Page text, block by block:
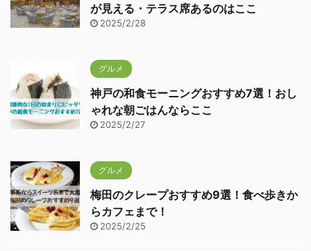
が見える・テラス席あるのはここ
2025/2/28
グルメ
神戸の和食モーニングおすすめ7選！おし
ゃれな朝ごはんならここ
2025/2/27
グルメ
梅田のクレープおすすめ9選！食べ歩きか
らカフェまで！
2025/2/25